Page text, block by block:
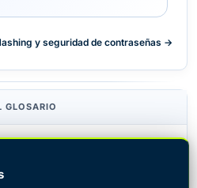
y seguridad de contraseñas →
GLOSARIO